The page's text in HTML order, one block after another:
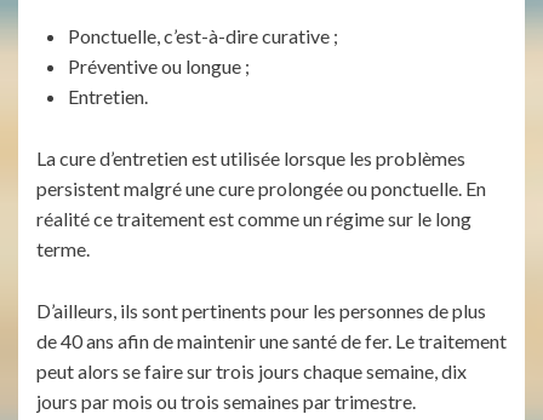
Ponctuelle, c’est-à-dire curative ;
Préventive ou longue ;
Entretien.
La cure d’entretien est utilisée lorsque les problèmes
persistent malgré une cure prolongée ou ponctuelle. En
réalité ce traitement est comme un régime sur le long
terme.
D’ailleurs, ils sont pertinents pour les personnes de plus
de 40 ans afin de maintenir une santé de fer. Le traitement
peut alors se faire sur trois jours chaque semaine, dix
jours par mois ou trois semaines par trimestre.